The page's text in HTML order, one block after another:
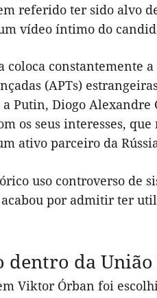
referido ter sido alvo
vídeo íntimo do
constantemente
(APTs)
Putin, Diogo Alexandre
seus interesses, que
ativo parceiro da
uso controverso de
acabou por admitir ter
dentro da
Viktor Órban foi